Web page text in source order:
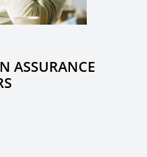
ASSURANCE